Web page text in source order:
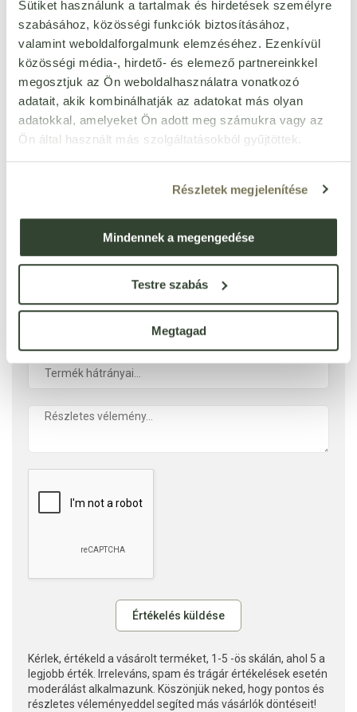
Sütiket használunk a tartalmak és hirdetések személyre
szabásához, közösségi funkciók biztosításához,
valamint weboldalforgalmunk elemzéséhez. Ezenkívül
közösségi média-, hirdető- és elemező partnereinkkel
megosztjuk az Ön weboldalhasználatra vonatkozó
adatait, akik kombinálhatják az adatokat más olyan
adatokkal, amelyeket Ön adott meg számukra vagy az
Ön által használt más szolgáltatásokból gyűjtöttek.
Részletek megjelenítése
Mindennek a megengedése
Testre szabás
Megtagad
fehérje 4,2 g
só
Ezt a terméket még senki nem értékelte. Legyél Te az
Ennyi csillagot adok
Kérlek, értékeld a vásárolt terméket, 1-5 -ös skálán, ahol 5 a
legjobb érték. Irreleváns, spam és trágár értékelések esetén
moderálást alkalmazunk. Köszönjük neked, hogy pontos és
részletes véleményeddel segíted más vásárlók döntéseit!